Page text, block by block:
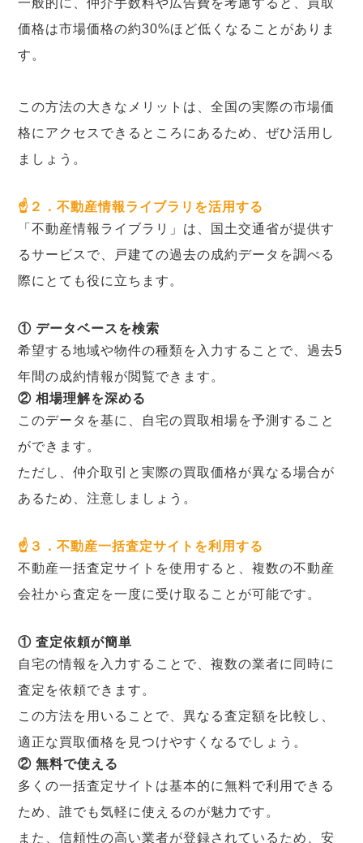
一般的に、仲介手数料や広告費を考慮すると、買取
価格は市場価格の約30%ほど低くなることがありま
す。
この方法の大きなメリットは、全国の実際の市場価
格にアクセスできるところにあるため、ぜひ活用し
ましょう。
☝２．不動産情報ライブラリを活用する
「不動産情報ライブラリ」は、国土交通省が提供す
るサービスで、戸建ての過去の成約データを調べる
際にとても役に立ちます。
① データベースを検索
希望する地域や物件の種類を入力することで、過去5
年間の成約情報が閲覧できます。
② 相場理解を深める
このデータを基に、自宅の買取相場を予測すること
ができます。
ただし、仲介取引と実際の買取価格が異なる場合が
あるため、注意しましょう。
☝３．不動産一括査定サイトを利用する
不動産一括査定サイトを使用すると、複数の不動産
会社から査定を一度に受け取ることが可能です。
① 査定依頼が簡単
自宅の情報を入力することで、複数の業者に同時に
査定を依頼できます。
この方法を用いることで、異なる査定額を比較し、
適正な買取価格を見つけやすくなるでしょう。
② 無料で使える
多くの一括査定サイトは基本的に無料で利用できる
ため、誰でも気軽に使えるのが魅力です。
また、信頼性の高い業者が登録されているため、安